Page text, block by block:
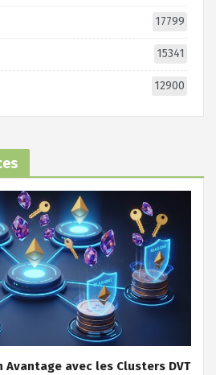
17799
15341
12900
avec les Clusters DVT